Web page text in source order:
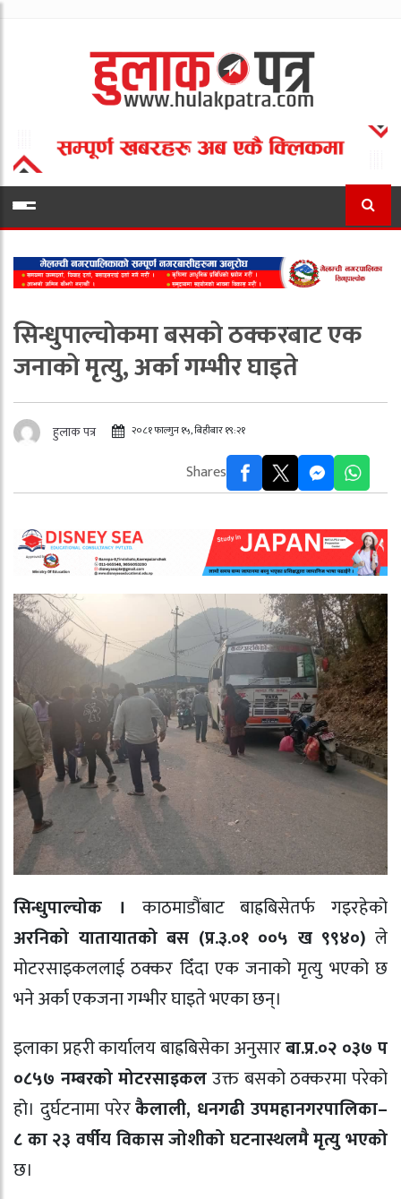
सिन्धुपाल्चोकमा बसको ठक्करबाट एक
जनाको मृत्यु, अर्का गम्भीर घाइते
हुलाक पत्र २०८१ फाल्गुन १५, बिहीबार १९:२१
Shares
सिन्धुपाल्चोक । काठमाडौंबाट बाह्रबिसेतर्फ गइरहेको
अरनिको यातायातको बस (प्र.३.०१ ००५ ख ९९४०) ले
मोटरसाइकललाई ठक्कर दिँदा एक जनाको मृत्यु भएको छ
भने अर्का एकजना गम्भीर घाइते भएका छन्।
इलाका प्रहरी कार्यालय बाह्रबिसेका अनुसारबा.प्र.०२ ०३७ प
०८५७ नम्बरको मोटरसाइकलउक्त बसको ठक्करमा परेको
हो। दुर्घटनामा परेरकैलाली, धनगढी उपमहानगरपालिका–
८ का २३ वर्षीय विकास जोशीको घटनास्थलमै मृत्यु भएको
छ।